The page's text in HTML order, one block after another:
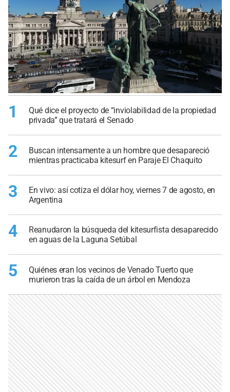
1
Qué dice el proyecto de “inviolabilidad de la propiedad
privada” que tratará el Senado
2
Buscan intensamente a un hombre que desapareció
mientras practicaba kitesurf en Paraje El Chaquito
3
En vivo: así cotiza el dólar hoy, viernes 7 de agosto, en
Argentina
4
Reanudaron la búsqueda del kitesurfista desaparecido
en aguas de la Laguna Setúbal
5
Quiénes eran los vecinos de Venado Tuerto que
murieron tras la caída de un árbol en Mendoza